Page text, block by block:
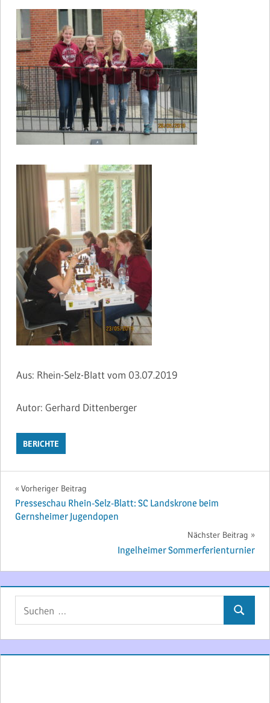
Aus: Rhein-Selz-Blatt vom 03.07.2019
Autor: Gerhard Dittenberger
BERICHTE
Beitragsnavigation
Vorheriger Beitrag
Presseschau Rhein-Selz-Blatt: SC Landskrone beim
Gernsheimer Jugendopen
Nächster Beitrag
Ingelheimer Sommerferienturnier
Suchen